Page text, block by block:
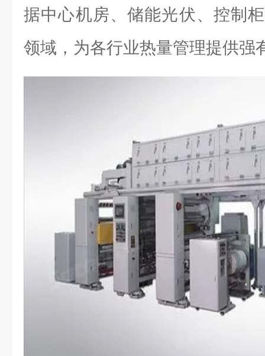
据中心机房、储能光伏、控制
领域，为各行业热量管理提供强